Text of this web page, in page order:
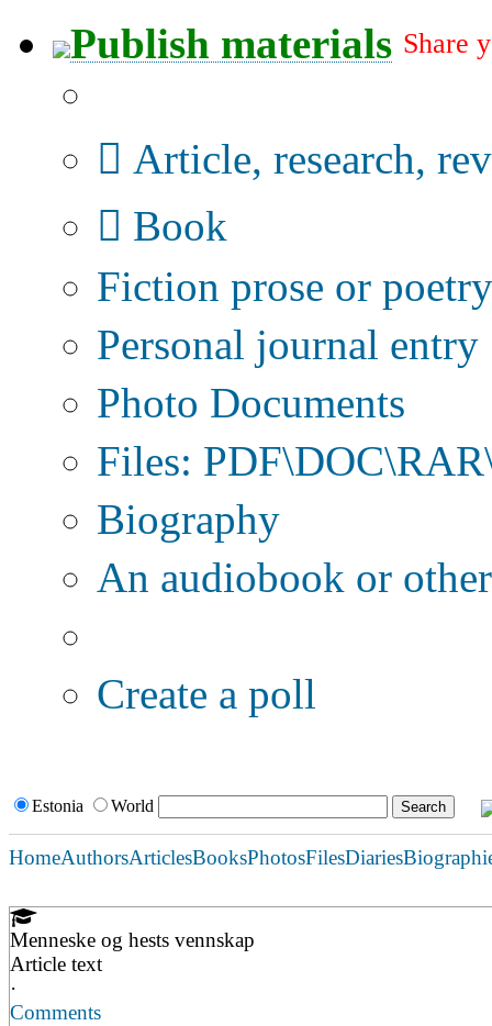
Publish materials Share
Article, research,
Book
Fiction prose or poetry
Personal journal entry
Photo Documents
Files:
Biography
An audiobook or
Create a poll
Estonia World
HomeAuthorsArticlesBooksPhotosFilesDiaries
Menneske og hests vennskap
Article text
·
Comments